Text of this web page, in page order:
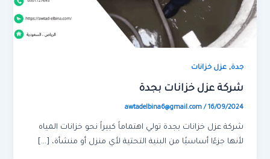
جدة,عزل خزانات
شركة عزل خزانات بجدة
awtadelbina6@gmail.com/ 16/09/2024
شركة عزل خزانات بجدة تولي اهتماماً كبيراً نحو خزانات المياه
لأنها جزءًا أساسيًا من البنية التحتية لأي منزل أو منشأة، […]